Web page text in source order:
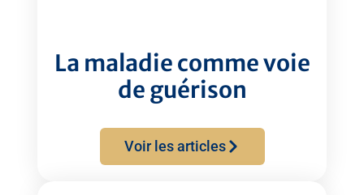
La maladie comme voie
de guérison
Voir les articles